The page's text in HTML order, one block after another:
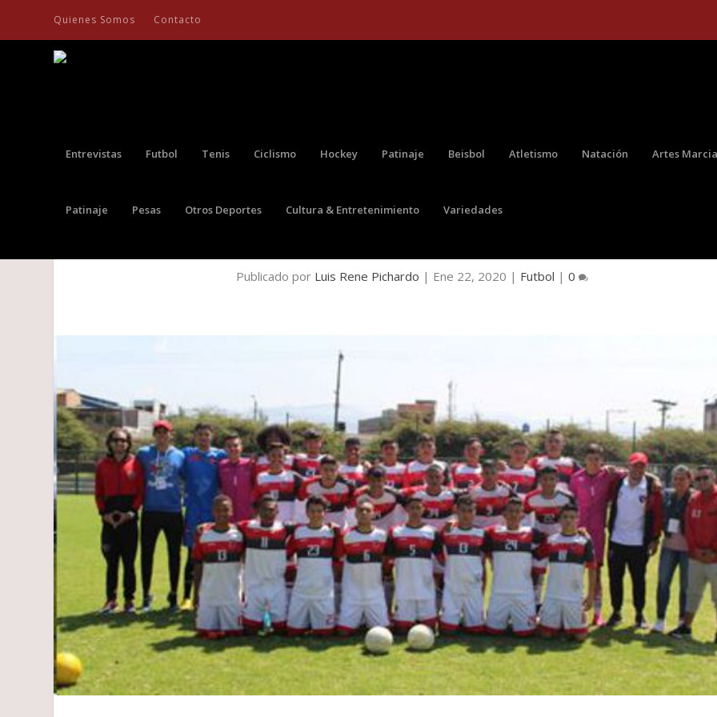
Quienes Somos Contacto
Entrevistas Futbol Tenis Ciclismo Hockey Patinaje Beisbol Atletismo Natación Artes
Patinaje Pesas Otros Deportes Cultura & Entretenimiento Variedades
Publicado por Luis Rene Pichardo | Ene 22, 2020 | Futbol | 0